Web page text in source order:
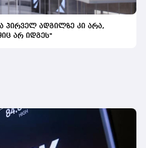
პირველ ადგილზე კი არა,
არ იდგეს"